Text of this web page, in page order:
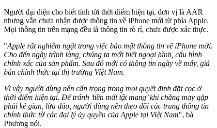
Người đại diện cho biết tính tới thời điểm hiện tại, đơn vị là AAR
nhưng vẫn chưa nhận được thông tin về iPhone mới từ phía Apple.
Mọi thông tin trên mạng đều là thông tin rò rỉ, chưa được xác thực.
"Apple rất nghiêm ngặt trong việc bảo mật thông tin về iPhone mới.
Cho đến ngày trình làng, chúng ta mới biết ngoại hình, cấu hình
chính xác của sản phẩm. Sau đó mới có thông tin ngày về máy, giá
bán chính thức tại thị trường Việt Nam.
Vì vậy người dùng nên cẩn trọng trong mọi quyết định đặt cọc ở
thời điểm hiện tại. Để tránh ’tiền mất tật mang’ khi chẳng may gặp
phải kẻ gian, lừa đảo, người dùng nên theo dõi các trang thông tin
chính thức từ các đại lý ủy quyền của Apple tại Việt Nam", bà
Phương nói.